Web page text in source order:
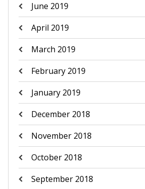
June 2019
April 2019
March 2019
February 2019
January 2019
December 2018
November 2018
October 2018
September 2018